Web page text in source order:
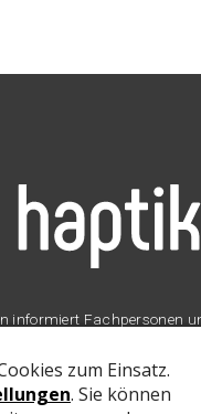
informiert Fachpersonen